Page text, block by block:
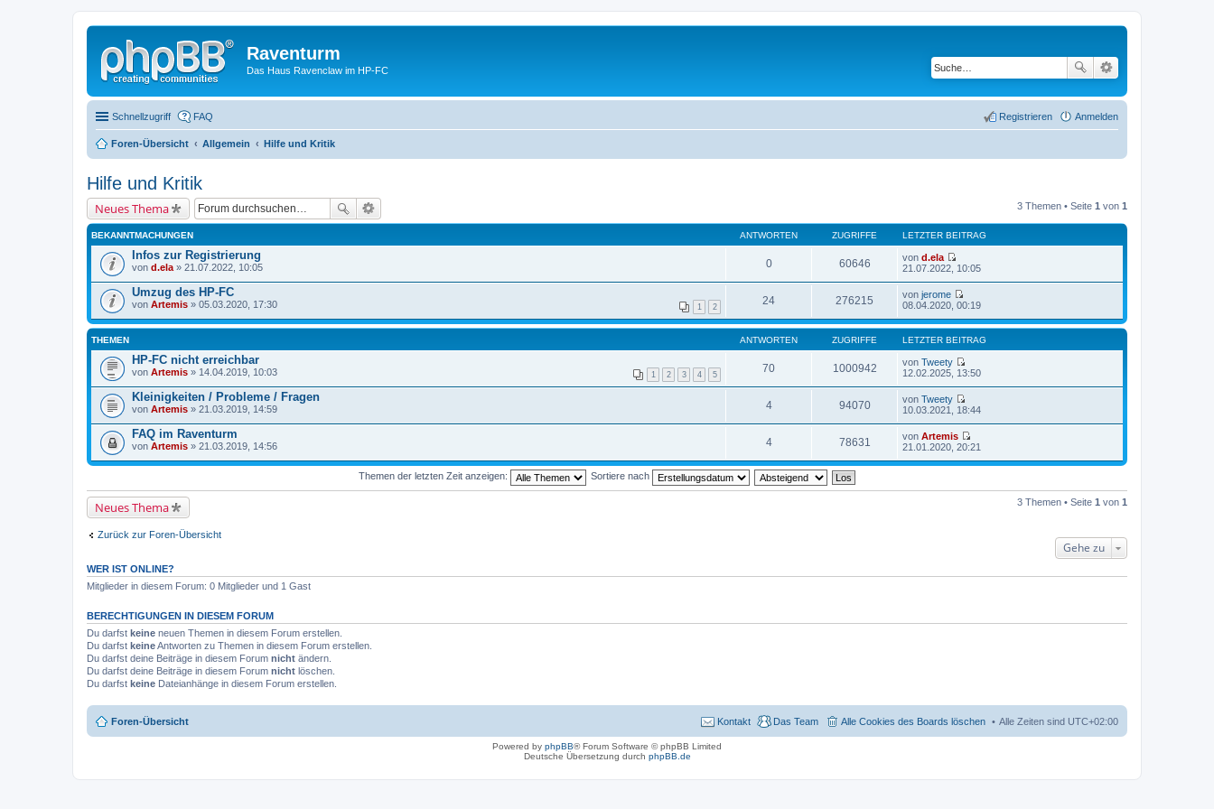
Raventurm
Das Haus Ravenclaw im HP-FC
Schnellzugriff FAQ Anmelden
Registrieren
Foren-Übersicht Allgemein Hilfe und Kritik
Hilfe und Kritik
Neues Thema 3 Themen • Seite 1 von 1
BEKANNTMACHUNGEN ANTWORTEN ZUGRIFFE LETZTER BEITRAG
Infos zur Registrierung
von d.ela » 21.07.2022, 10:05 0 60646 von d.ela
N
u
e
s
t
e
r
B
e
i
t
r
a
21.07.2022, 10:05
Umzug des HP-FC
1 2
von Artemis » 05.03.2020, 17:30 24 276215 von jerome
N
u
e
s
e
r
B
e
i
t
r
a
08.04.2020, 00:19
THEMEN ANTWORTEN ZUGRIFFE LETZTER BEITRAG
HP-FC nicht erreichbar
1 2 3 4 5
von Artemis » 14.04.2019, 10:03 70 1000942 von Tweety
N
s
t
e
r
e
t
12.02.2025, 13:50
Kleinigkeiten / Probleme / Fragen
von Artemis » 21.03.2019, 14:59 4 94070 von Tweety
N
u
e
s
t
B
10.03.2021, 18:44
FAQ im Raventurm
von Artemis » 21.03.2019, 14:56 4 78631 von Artemis
N
u
s
r
21.01.2020, 20:21
Themen der letzten Zeit anzeigen: Sortiere nach
Neues Thema 3 Themen • Seite 1 von 1
Zurück zur Foren-Übersicht
Gehe zu
WER IST ONLINE?
Mitglieder in diesem Forum: 0 Mitglieder und 1 Gast
BERECHTIGUNGEN IN DIESEM FORUM
Du darfst keine neuen Themen in diesem Forum erstellen.
Du darfst keineAntworten zu Themen in diesem Forum erstellen.
Du darfst deine Beiträge in diesem Forum nicht ändern.
Du darfst deine Beiträge in diesem Forum nicht löschen.
Du darfst keine Dateianhänge in diesem Forum erstellen.
Foren-Übersicht Alle Zeiten sind UTC+02:00
Alle Cookies des Boards löschen
Das Team
Kontakt
Powered by phpBB® Forum Software © phpBB Limited
Deutsche Übersetzung durch phpBB.de